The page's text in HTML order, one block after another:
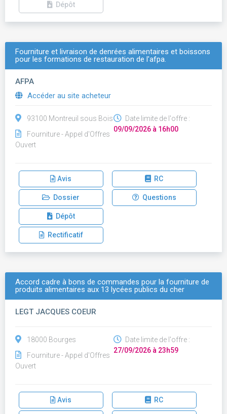
Dépôt
Fourniture et livraison de denrées alimentaires et boissons
pour les formations de restauration de l'afpa.
AFPA
Accéder au site acheteur
93100 Montreuil sous Bois
Fourniture - Appel d'Offres
Ouvert
Date limite de l'offre :
09/09/2026 à 16h00
Avis RC
Dossier Questions
Dépôt
Rectificatif
Accord cadre à bons de commandes pour la fourniture de
produits alimentaires aux 13 lycées publics du cher
LEGT JACQUES COEUR
18000 Bourges
Fourniture - Appel d'Offres
Ouvert
Date limite de l'offre :
27/09/2026 à 23h59
Avis RC